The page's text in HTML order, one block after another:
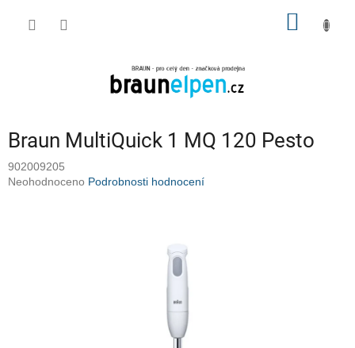
Braun MultiQuick 1 MQ 120 Pesto
902009205
Průměrné
Neohodnoceno Podrobnosti hodnocení